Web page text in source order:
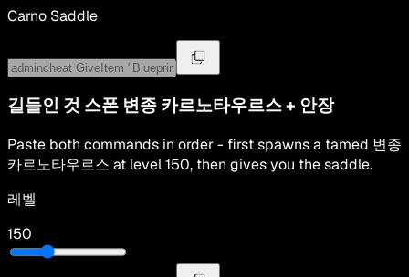
Carno Saddle
길들인 것 스폰 변종 카르노타우르스+ 안장
Paste both commands in order - first spawns a tamed 변종
카르노타우르스 at level150, then gives you the saddle.
레벨
150